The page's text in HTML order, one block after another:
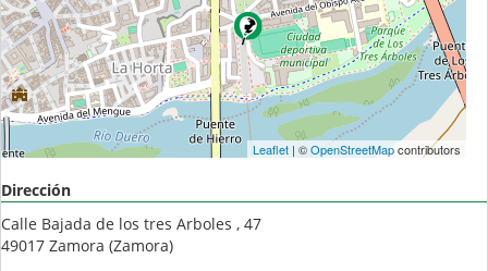
Leaflet| ©OpenStreetMapcontributors
Dirección
Calle Bajada de los tres Arboles , 47
49017 Zamora (Zamora)